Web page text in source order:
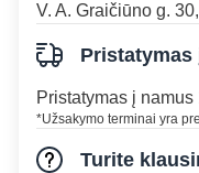
V. A. Graičiūno g.
Pristatymas
Pristatymas į
*Užsakymo terminai yra
Turite